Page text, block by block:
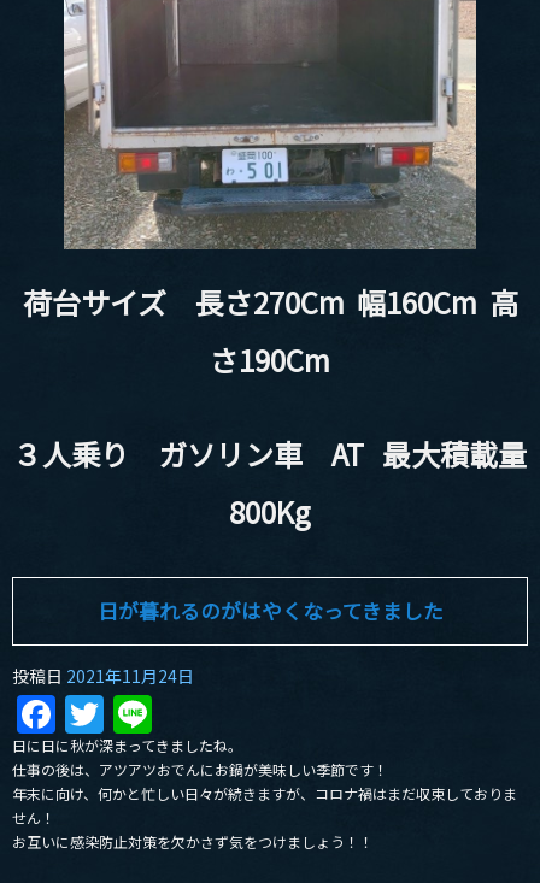
荷台サイズ 長さ270Cm 幅160Cm 高
さ190Cm
３人乗り ガソリン車 AT 最大積載量
800Kg
日が暮れるのがはやくなってきました
投稿日 2021年11月24日
Facebook
Twitter
日に日に秋が深まってきましたね。
仕事の後は、アツアツおでんにお鍋が美味しい季節です！
年末に向け、何かと忙しい日々が続きますが、コロナ禍はまだ収束しておりま
せん！
お互いに感染防止対策を欠かさず気をつけましょう！！